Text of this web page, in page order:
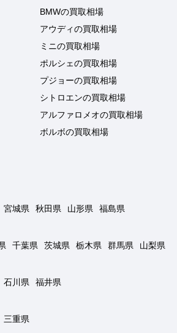
BMWの買取相場
アウディの買取相場
ミニの買取相場
ポルシェの買取相場
プジョーの買取相場
シトロエンの買取相場
アルファロメオの買取相場
ボルボの買取相場
宮城県 秋田県 山形県
福島県
千葉県 茨城県 栃木県 群馬県
山梨県
石川県
福井県
三重県